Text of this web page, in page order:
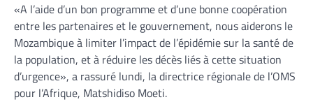
«A l’aide d’un bon programme et d’une bonne coopération
entre les partenaires et le gouvernement, nous aiderons le
Mozambique à limiter l’impact de l’épidémie sur la santé de
la population, et à réduire les décès liés à cette situation
d’urgence», a rassuré lundi, la directrice régionale de l’OMS
pour l’Afrique, Matshidiso Moeti.